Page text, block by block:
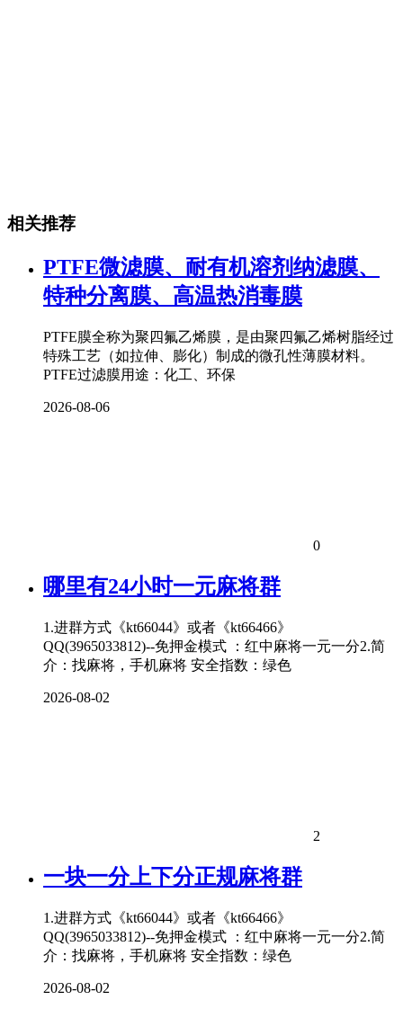
相关推荐
PTFE微滤膜、耐有机溶剂纳滤膜、
特种分离膜、高温热消毒膜
PTFE膜全称为聚四氟乙烯膜，是由聚四氟乙烯树脂经过
特殊工艺（如拉伸、膨化）制成的微孔性薄膜材料。
PTFE过滤膜用途：化工、环保
2026-08-06
0
哪里有24小时一元麻将群
1.进群方式《kt66044》或者《kt66466》
QQ(3965033812)--免押金模式 ：红中麻将一元一分2.简
介：找麻将，手机麻将 安全指数：绿色
2026-08-02
2
一块一分上下分正规麻将群
1.进群方式《kt66044》或者《kt66466》
QQ(3965033812)--免押金模式 ：红中麻将一元一分2.简
介：找麻将，手机麻将 安全指数：绿色
2026-08-02